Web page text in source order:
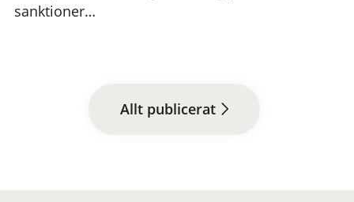
sanktioner…
Allt publicerat